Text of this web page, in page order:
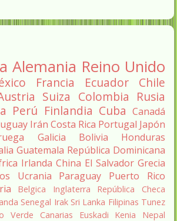
Alemania Reino Unido
Francia Ecuador
Chile
Suiza Colombia Rusia
Perú Finlandia Cuba Canadá
Irán Costa Rica Portugal Japón
Galicia Bolivia
Honduras
Guatemala República Dominicana
Irlanda China El Salvador Grecia
Ucrania Paraguay
Puerto Rico
Belgica Inglaterra
República Checa
Senegal Irak Sri Lanka Filipinas Tunez
Verde Canarias Euskadi Kenia
Nepal